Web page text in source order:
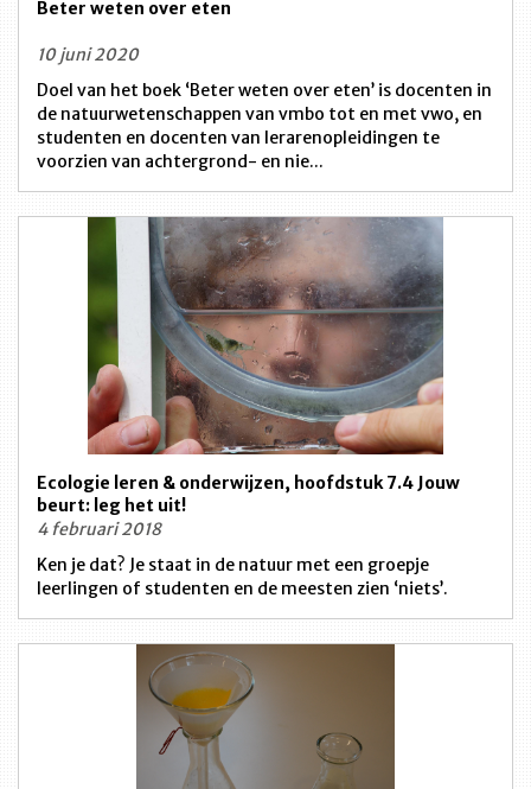
Beter weten over eten
10 juni 2020
Doel van het boek ‘Beter weten over eten’ is docenten in
de natuurwetenschappen van vmbo tot en met vwo, en
studenten en docenten van lerarenopleidingen te
voorzien van achtergrond- en nie...
Ecologie leren & onderwijzen, hoofdstuk 7.4 Jouw
beurt: leg het uit!
4 februari 2018
Ken je dat? Je staat in de natuur met een groepje
leerlingen of studenten en de meesten zien ‘niets’.